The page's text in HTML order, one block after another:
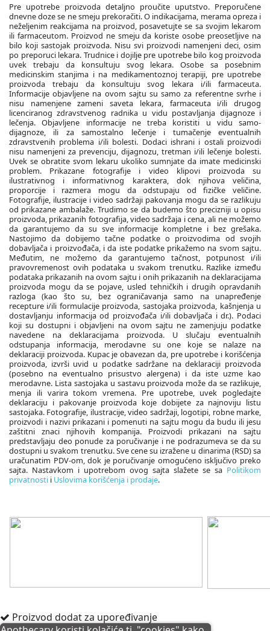
Pre upotrebe proizvoda detaljno proučite uputstvo. Preporučene
dnevne doze se ne smeju prekoračiti. O indikacijama, merama opreza i
neželjenim reakcijama na proizvod, posavetujte se sa svojim lekarom
ili farmaceutom. Proizvod ne smeju da koriste osobe preosetljive na
bilo koji sastojak proizvoda. Nisu svi proizvodi namenjeni deci, osim
po preporuci lekara. Trudnice i dojilje pre upotrebe bilo kog proizvoda
uvek trebaju da konsultuju svog lekara. Osobe sa posebnim
medicinskim stanjima i na medikamentoznoj terapiji, pre upotrebe
proizvoda trebaju da konsultuju svog lekara i/ili farmaceuta.
Informacije objavljene na ovom sajtu su samo za referentne svrhe i
nisu namenjene zameni saveta lekara, farmaceuta i/ili drugog
licenciranog zdravstvenog radnika u vidu postavljanja dijagnoze i
lečenja. Objavljene informacije ne treba koristiti u vidu samo-
dijagnoze, ili za samostalno lečenje i tumačenje eventualnih
zdravstvenih problema i/ili bolesti. Dodaci ishrani i ostali proizvodi
nisu namenjeni za prevenciju, dijagnozu, tretman i/ili lečenje bolesti.
Uvek se obratite svom lekaru ukoliko sumnjate da imate medicinski
problem. Prikazane fotografije i video klipovi proizvoda su
ilustrativnog i informativnog karaktera, dok njihova veličina,
proporcije i razmera mogu da odstupaju od fizičke veličine.
Fotografije, ilustracije i video sadržaji pakovanja mogu da se razlikuju
od prikazane ambalaže. Trudimo se da budemo što precizniji u opisu
proizvoda, prikazanih fotografija, video sadržaja i cena, ali ne možemo
da garantujemo da su sve informacije kompletne i bez grešaka.
Nastojimo da dobijemo tačne podatke o proizvodima od svojih
dobavljača i proizvođača, i da iste podatke prikažemo na svom sajtu.
Međutim, ne možemo da garantujemo tačnost, potpunost i/ili
pravovremenost ovih podataka u svakom trenutku. Razlike između
podataka prikazanih na ovom sajtu i onih prikazanih na deklaracijama
proizvoda mogu da se pojave, usled tehničkih i drugih opravdanih
razloga (kao što su, bez ograničavanja samo na unapređenje
recepture i/ili formulacije proizvoda, sastojaka proizvoda, kašnjenja u
dostavljanju informacija od proizvođača i/ili dobavljača i dr.). Podaci
koji su dostupni i objavljeni na ovom sajtu ne zamenjuju podatke
navedene na deklaracijama proizvoda. U slučaju eventualnih
odstupanja informacija, merodavne su one koje se nalaze na
deklaraciji proizvoda. Kupac je obavezan da, pre upotrebe i korišćenja
proizvoda, izvrši uvid u podatke sadržane na deklaraciji proizvoda
(posebno na eventualno prisustvo alergena) i da iste uzme kao
merodavne. Lista sastojaka u sastavu proizvoda može da se razlikuje,
menja ili varira tokom vremena. Pre upotrebe, uvek pogledajte
deklaraciju i pakovanje proizvoda koje dobijete za najnoviju listu
sastojaka. Fotografije, ilustracije, video sadržaji, logotipi, robne marke,
proizvodi i nazivi prikazani i pomenuti na sajtu mogu da budu ili jesu
zaštitni znaci njihovih kompanija. Proizvodi prikazani na sajtu
predstavljaju deo ponude za poručivanje i ne podrazumeva se da su
dostupni u svakom trenutku. Sve cene su izražene u dinarima (RSD) sa
uračunatim PDV-om, dok je poručivanje omogućeno isključivo preko
sajta. Nastavkom i upotrebom ovog sajta slažete se sa Politikom
privatnosti i Uslovima korišćenja i prodaje.
Proizvod dodat za upoređivanje